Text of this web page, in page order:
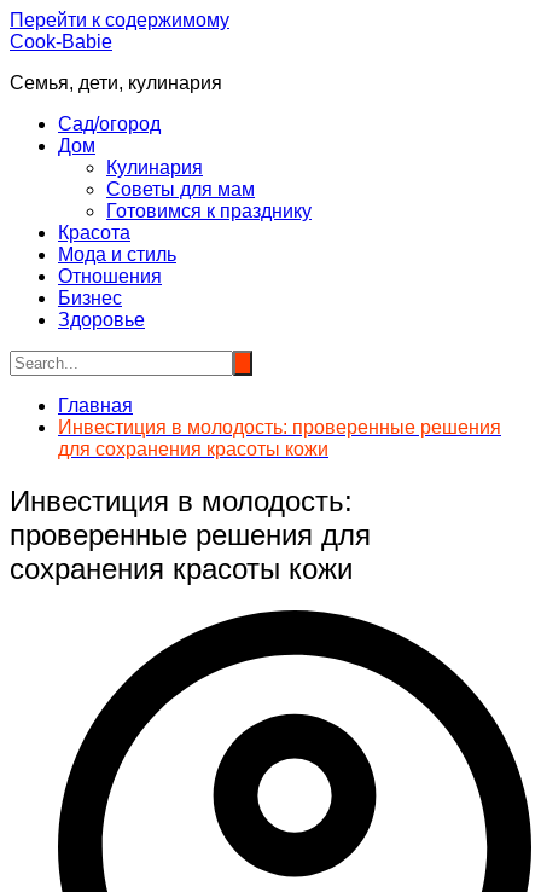
Перейти к содержимому
Cook-Babie
Семья, дети, кулинария
Сад/огород
Дом
Кулинария
Советы для мам
Готовимся к празднику
Красота
Мода и стиль
Отношения
Бизнес
Здоровье
Главная
Инвестиция в молодость: проверенные решения
для сохранения красоты кожи
Инвестиция в молодость:
проверенные решения для
сохранения красоты кожи